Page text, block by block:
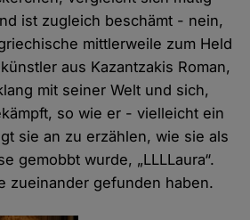
ist zugleich beschämt - nein,
mittlerweile zum Held
aus Kazantzakis Roman,
mit seiner Welt und sich,
so wie er - vielleicht ein
sie an zu erzählen, wie sie als
gemobbt wurde, „LLLLaura“.
zueinander gefunden haben.